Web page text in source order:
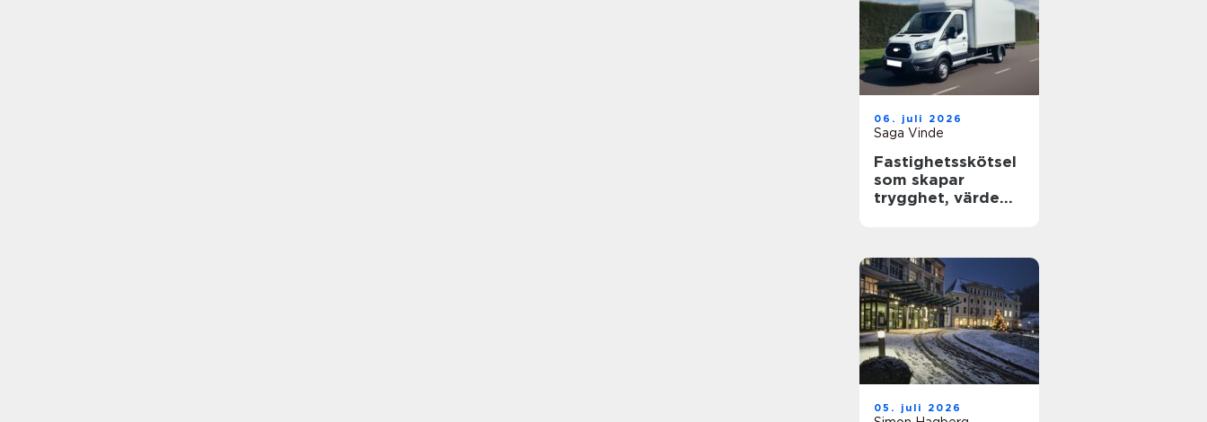
06. juli 2026
Saga Vinde
Fastighetsskötsel
som skapar
trygghet, värde
05. juli 2026